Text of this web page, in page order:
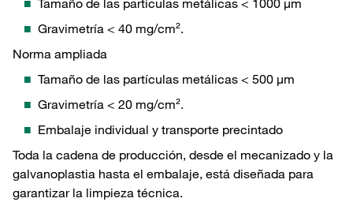
Tamaño de las partículas metálicas < 1000 µm
Gravimetría < 40 mg/cm².
Norma ampliada
Tamaño de las partículas metálicas < 500 µm
Gravimetría < 20 mg/cm².
Embalaje individual y transporte precintado
Toda la cadena de producción, desde el mecanizado y la
galvanoplastia hasta el embalaje, está diseñada para
garantizar la limpieza técnica.